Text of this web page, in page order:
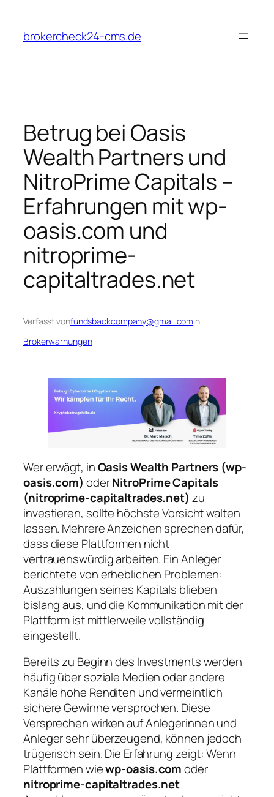
springen
brokercheck24-cms.de
Betrug bei Oasis
Wealth Partners und
NitroPrime Capitals –
Erfahrungen mit wp-
oasis.com und
nitroprime-
capitaltrades.net
Verfasst vonfundsbackcompany@gmail.comin
Brokerwarnungen
Wer erwägt, inOasis Wealth Partners (wp-
oasis.com) oderNitroPrime Capitals
(nitroprime-capitaltrades.net) zu
investieren, sollte höchste Vorsicht walten
lassen. Mehrere Anzeichen sprechen dafür,
dass diese Plattformen nicht
vertrauenswürdig arbeiten. Ein Anleger
berichtete von erheblichen Problemen:
Auszahlungen seines Kapitals blieben
bislang aus, und die Kommunikation mit der
Plattform ist mittlerweile vollständig
eingestellt.
Bereits zu Beginn des Investments werden
häufig über soziale Medien oder andere
Kanäle hohe Renditen und vermeintlich
sichere Gewinne versprochen. Diese
Versprechen wirken auf Anlegerinnen und
Anleger sehr überzeugend, können jedoch
trügerisch sein. Die Erfahrung zeigt: Wenn
Plattformen wiewp-oasis.comoder
nitroprime-capitaltrades.net